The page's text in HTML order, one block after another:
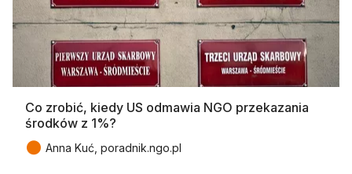
Co zrobić, kiedy US odmawia NGO przekazania
środków z 1%?
● Anna Kuć, poradnik.ngo.pl